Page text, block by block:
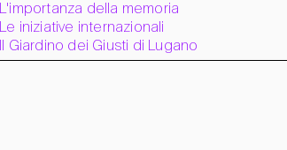
L'importanza della memoria
Le iniziative internazionali
Il Giardino dei Giusti di Lugano